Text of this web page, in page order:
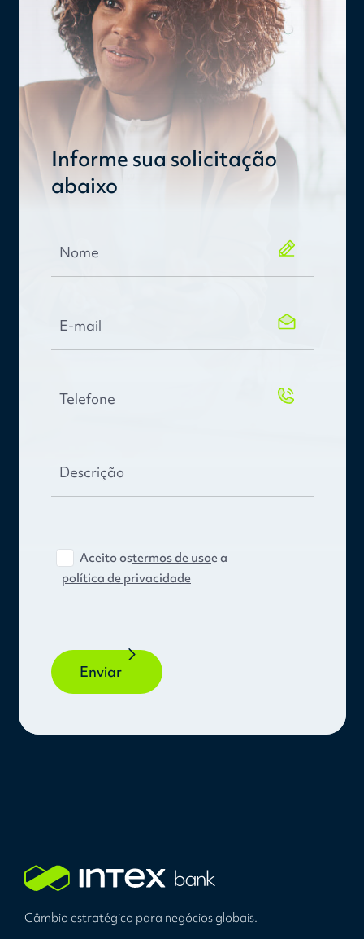
Informe sua solicitação
abaixo
Aceito ostermos de usoe a
política de privacidade
Câmbio estratégico para negócios globais.